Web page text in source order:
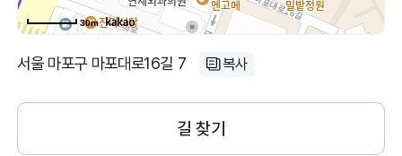
30m
서울 마포구 마포대로16길 7 복사
길 찾기